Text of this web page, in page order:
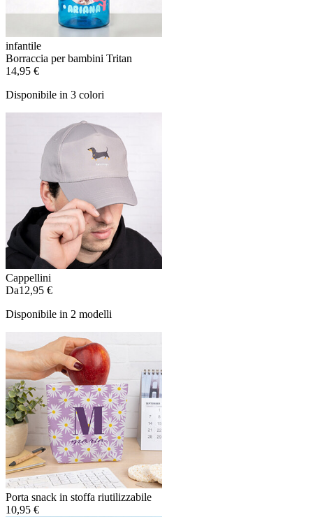
infantile
Borraccia per bambini Tritan
14,95 €
Disponibile in 3 colori
Cappellini
Da12,95 €
Disponibile in 2 modelli
Porta snack in stoffa riutilizzabile
10,95 €